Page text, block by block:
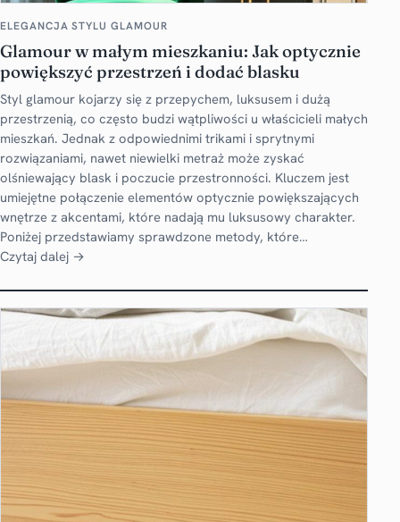
ELEGANCJA STYLU GLAMOUR
Glamour w małym mieszkaniu: Jak optycznie
powiększyć przestrzeń i dodać blasku
Styl glamour kojarzy się z przepychem, luksusem i dużą
przestrzenią, co często budzi wątpliwości u właścicieli małych
mieszkań. Jednak z odpowiednimi trikami i sprytnymi
rozwiązaniami, nawet niewielki metraż może zyskać
olśniewający blask i poczucie przestronności. Kluczem jest
umiejętne połączenie elementów optycznie powiększających
wnętrze z akcentami, które nadają mu luksusowy charakter.
Poniżej przedstawiamy sprawdzone metody, które…
Czytaj dalej →